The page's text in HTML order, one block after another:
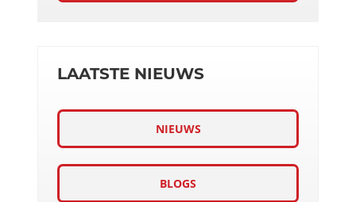
LAATSTE NIEUWS
NIEUWS
BLOGS